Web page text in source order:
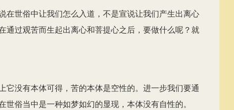
在世俗中让我们怎么入道，不是宣说让我们产生出离心
通过观苦而生起出离心和菩提心之后，要做什么呢？就
它没有本体可得，苦的本体是空性的。进一步我们要通
俗当中是一种如梦如幻的显现，本体没有自性的。